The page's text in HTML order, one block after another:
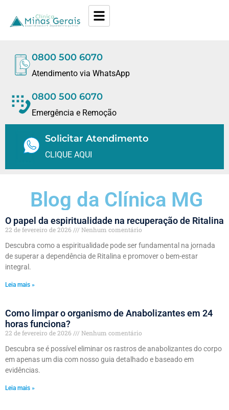
0800 500 6070
Atendimento via WhatsApp
0800 500 6070
Emergência e Remoção
Solicitar Atendimento
CLIQUE AQUI
Blog da Clínica MG
O papel da espiritualidade na recuperação de Ritalina
22 de fevereiro de 2026
Nenhum comentário
Descubra como a espiritualidade pode ser fundamental na jornada
de superar a dependência de Ritalina e promover o bem-estar
integral.
Leia mais »
Como limpar o organismo de Anabolizantes em 24
horas funciona?
22 de fevereiro de 2026
Nenhum comentário
Descubra se é possível eliminar os rastros de anabolizantes do corpo
em apenas um dia com nosso guia detalhado e baseado em
evidências.
Leia mais »